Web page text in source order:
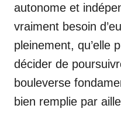
autonome et
vraiment besoin
pleinement, qu’elle
décider de
bouleverse
bien remplie par